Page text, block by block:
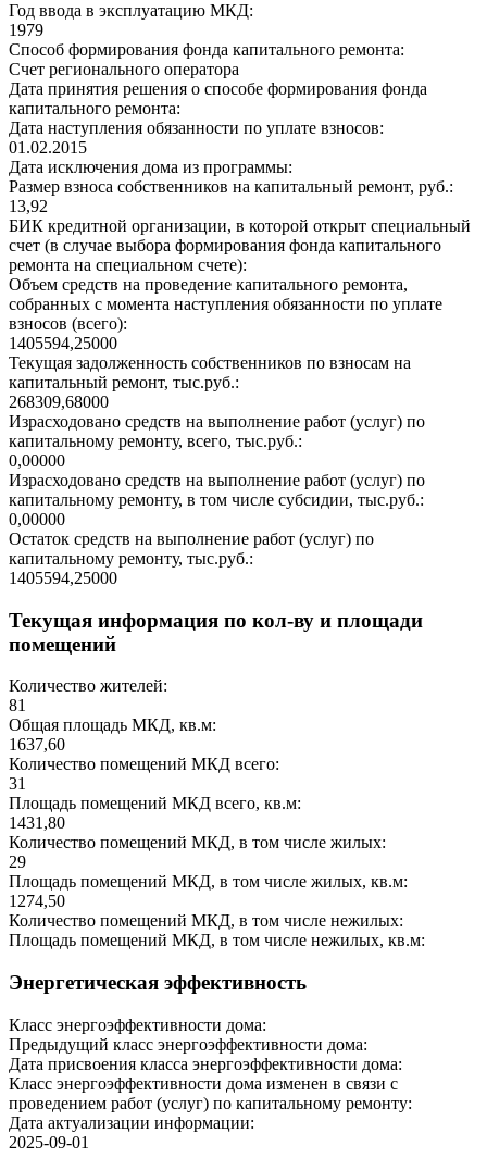
Год ввода в эксплуатацию МКД:
1979
Способ формирования фонда капитального ремонта:
Счет регионального оператора
Дата принятия решения о способе формирования фонда
капитального ремонта:
Дата наступления обязанности по уплате взносов:
01.02.2015
Дата исключения дома из программы:
Размер взноса собственников на капитальный ремонт, руб.:
13,92
БИК кредитной организации, в которой открыт специальный
счет (в случае выбора формирования фонда капитального
ремонта на специальном счете):
Объем средств на проведение капитального ремонта,
собранных с момента наступления обязанности по уплате
взносов (всего):
1405594,25000
Текущая задолженность собственников по взносам на
капитальный ремонт, тыс.руб.:
268309,68000
Израсходовано средств на выполнение работ (услуг) по
капитальному ремонту, всего, тыс.руб.:
0,00000
Израсходовано средств на выполнение работ (услуг) по
капитальному ремонту, в том числе субсидии, тыс.руб.:
0,00000
Остаток средств на выполнение работ (услуг) по
капитальному ремонту, тыс.руб.:
1405594,25000
Текущая информация по кол-ву и площади
помещений
Количество жителей:
81
Общая площадь МКД, кв.м:
1637,60
Количество помещений МКД всего:
31
Площадь помещений МКД всего, кв.м:
1431,80
Количество помещений МКД, в том числе жилых:
29
Площадь помещений МКД, в том числе жилых, кв.м:
1274,50
Количество помещений МКД, в том числе нежилых:
Площадь помещений МКД, в том числе нежилых, кв.м:
Энергетическая эффективность
Класс энергоэффективности дома:
Предыдущий класс энергоэффективности дома:
Дата присвоения класса энергоэффективности дома:
Класс энергоэффективности дома изменен в связи с
проведением работ (услуг) по капитальному ремонту:
Дата актуализации информации:
2025-09-01